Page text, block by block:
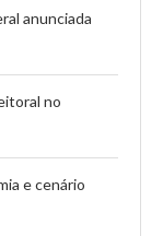
anunciada
no
e cenário